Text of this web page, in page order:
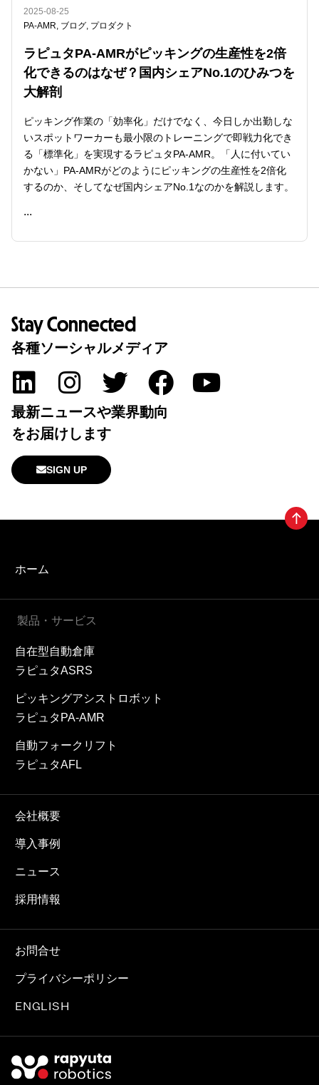
2025-08-25
PA-AMR, ブログ, プロダクト
ラピュタPA-AMRがピッキングの生産性を2倍
化できるのはなぜ？国内シェアNo.1のひみつを
大解剖
ピッキング作業の「効率化」だけでなく、今日しか出勤しな
いスポットワーカーも最小限のトレーニングで即戦力化でき
る「標準化」を実現するラピュタPA-AMR。「人に付いてい
かない」PA-AMRがどのようにピッキングの生産性を2倍化
するのか、そしてなぜ国内シェアNo.1なのかを解説します。
...
READ ME
Stay Connected
各種ソーシャルメディア
最新ニュースや業界動向
をお届けします
SIGN UP
ホーム
製品・サービス
自在型自動倉庫
ラピュタASRS
ピッキングアシストロボット
ラピュタPA-AMR
自動フォークリフト
ラピュタAFL
会社概要
導入事例
ニュース
採用情報
お問合せ
プライバシーポリシー
ENGLISH